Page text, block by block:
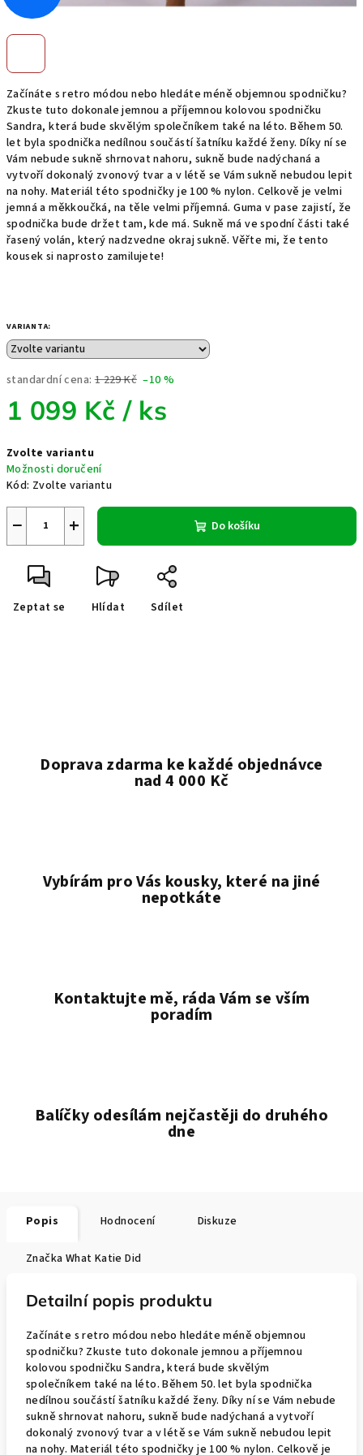
Začínáte s retro módou nebo hledáte méně objemnou spodničku?
Zkuste tuto dokonale jemnou a příjemnou kolovou spodničku
Sandra, která bude skvělým společníkem také na léto. Během 50.
let byla spodnička nedílnou součástí šatníku každé ženy. Díky ní se
Vám nebude sukně shrnovat nahoru, sukně bude nadýchaná a
vytvoří dokonalý zvonový tvar a v létě se Vám sukně nebudou lepit
na nohy. Materiál této spodničky je 100 % nylon. Celkově je velmi
jemná a měkkoučká, na těle velmi příjemná. Guma v pase zajistí, že
spodnička bude držet tam, kde má. Sukně má ve spodní části také
řasený volán, který nadzvedne okraj sukně. Věřte mi, že tento
kousek si naprosto zamilujete!
VARIANTA:
standardní cena: 1 229 Kč –10 %
1 099 Kč / ks
cena:
Zvolte variantu
Možnosti doručení
Kód: Zvolte variantu
+
− Do košíku
Zeptat se Hlídat Sdílet
Doprava zdarma ke každé objednávce
nad 4 000 Kč
Vybírám pro Vás kousky, které na jiné
nepotkáte
Kontaktujte mě, ráda Vám se vším
poradím
Balíčky odesílám nejčastěji do druhého
dne
Popis Hodnocení Diskuze
Značka What Katie Did
Detailní popis produktu
Začínáte s retro módou nebo hledáte méně objemnou
spodničku? Zkuste tuto dokonale jemnou a příjemnou
kolovou spodničku Sandra, která bude skvělým
společníkem také na léto. Během 50. let byla spodnička
nedílnou součástí šatníku každé ženy. Díky ní se Vám nebude
sukně shrnovat nahoru, sukně bude nadýchaná a vytvoří
dokonalý zvonový tvar a v létě se Vám sukně nebudou lepit
na nohy. Materiál této spodničky je 100 % nylon. Celkově je